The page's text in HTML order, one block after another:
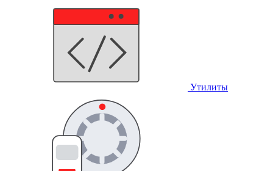
Утилиты